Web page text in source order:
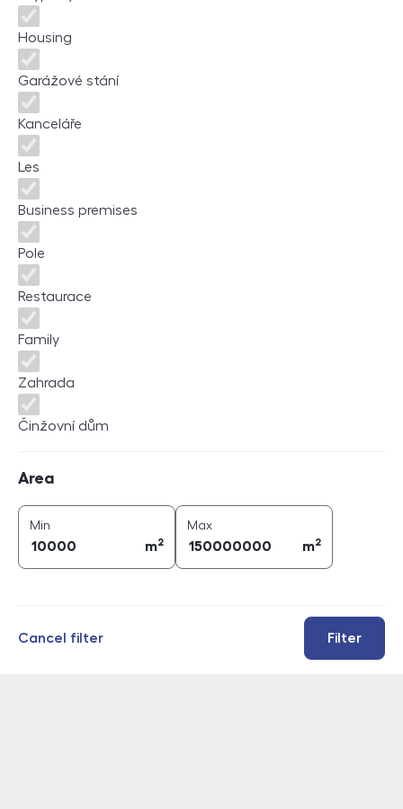
Housing
Garážové stání
Kanceláře
Les
Business premises
Pole
Restaurace
Family
Zahrada
Činžovní dům
Area
Min
m2
Maxarea (
m2
Filter
Cancel filter